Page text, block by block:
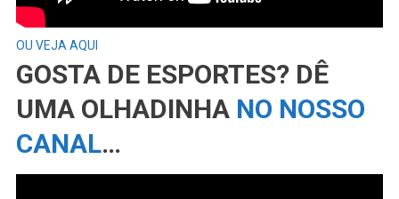
OU VEJA AQUI
GOSTA DE ESPORTES? DÊ
UMA OLHADINHA NO NOSSO
CANAL…